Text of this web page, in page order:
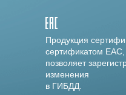
Продукция
сертификатом EAC,
позволяет
изменения
в ГИБДД.